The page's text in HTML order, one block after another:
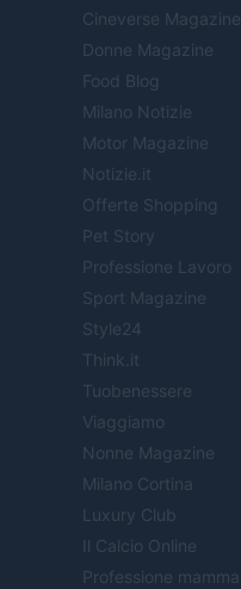
Cineverse Magazine
Donne Magazine
Food Blog
Milano Notizie
Motor Magazine
Notizie.it
Offerte Shopping
Pet Story
Professione Lavoro
Sport Magazine
Style24
Think.it
Tuobenessere
Viaggiamo
Nonne Magazine
Milano Cortina
Luxury Club
Il Calcio Online
Professione mamma